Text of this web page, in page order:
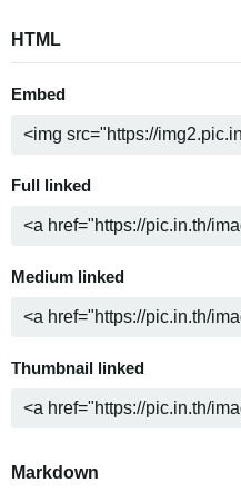
HTML
Embed
Full linked
Medium linked
Thumbnail linked
Markdown